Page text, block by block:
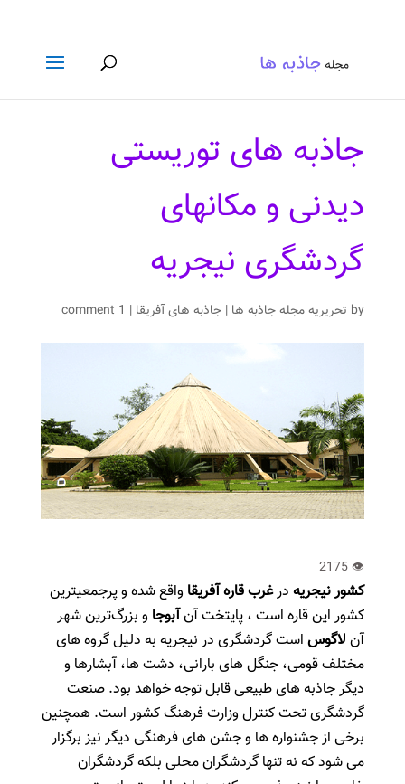
جاذبه های توریستی
دیدنی و مکانهای
گردشگری نیجریه
by تحریریه مجله جاذبه ها | جاذبه های آفریقا |
1 comment
کشور نیجریهدرغرب قاره آفریقا واقع شده و پرجمعیترین
کشور این قاره است ، پایتخت آنآبوجا و بزرگ‌ترین شهر
آن لاگوساست گردشگری در نیجریه به دلیل گروه های
مختلف قومی، جنگل های بارانی، دشت ها، آبشارها و
دیگر جاذبه های طبیعی قابل توجه خواهد بود. صنعت
گردشگری تحت کنترل وزارت فرهنگ کشور است. همچنین
برخی از جشنواره ها و جشن های فرهنگی دیگر نیز برگزار
می شود که نه تنها گردشگران محلی بلکه گردشگران